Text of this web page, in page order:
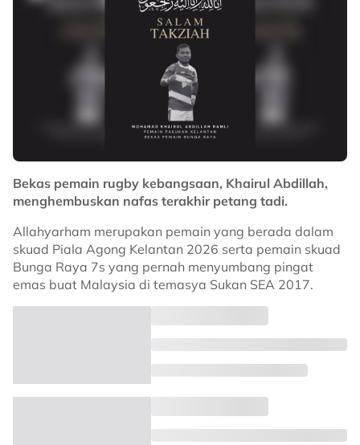
Bekas pemain rugby kebangsaan, Khairul Abdillah,
menghembuskan nafas terakhir petang tadi.
Allahyarham merupakan pemain yang berada dalam
skuad Piala Agong Kelantan 2026 serta pemain skuad
Bunga Raya 7s yang pernah menyumbang pingat
emas buat Malaysia di temasya Sukan SEA 2017.